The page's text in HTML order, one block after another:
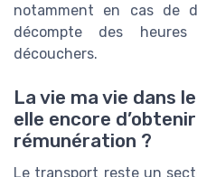
notamment en cas de
décompte des
découchers.
La vie ma vie dans
elle encore
rémunération ?
Le transport reste un